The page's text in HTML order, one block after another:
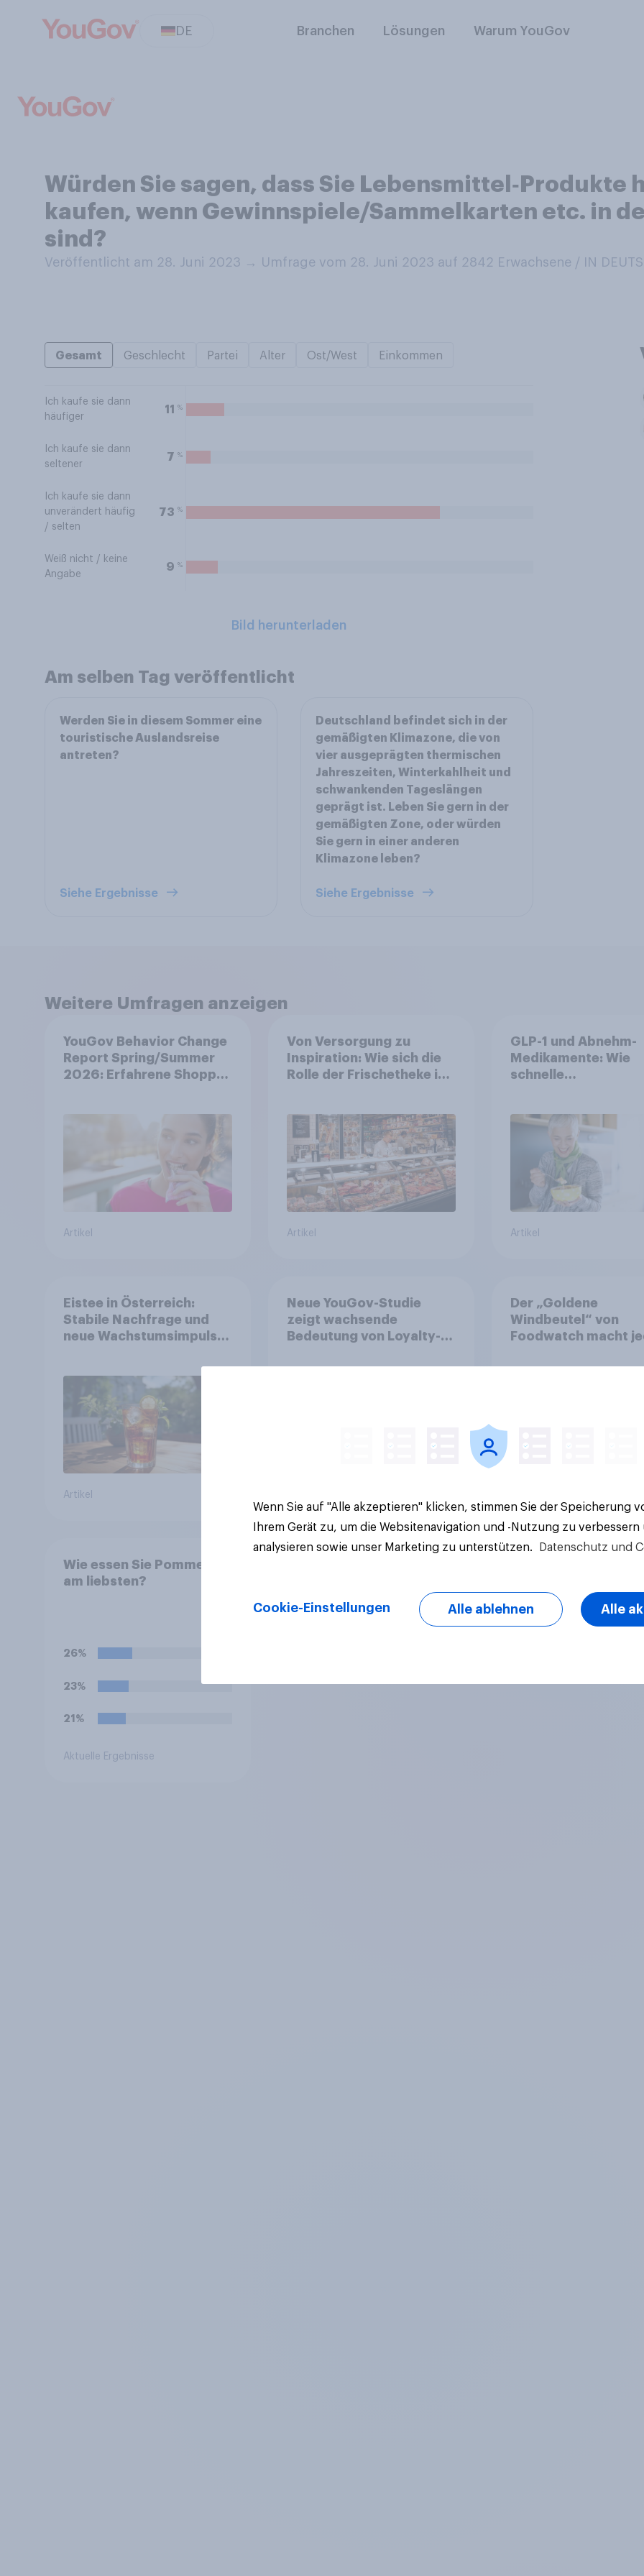
DE Branchen Lösungen Warum YouGov
Würden Sie sagen, dass Sie Lebensmittel‑Produkte
kaufen, wenn Gewinnspiele/Sammelkarten etc. in
sind?
Veröffentlicht am 28. Juni 2023 → Umfrage vom 28. Juni 2023 auf 2842 Erwachsene / IN
Gesamt Geschlecht Partei Alter Ost/West Einkommen
Ich kaufe sie dann
häufiger
11 %
Ich kaufe sie dann
seltener
7 %
Ich kaufe sie dann
unverändert häufig
/ selten
73 %
Weiß nicht / keine
Angabe
9 %
Bild herunterladen
Am selben Tag veröffentlicht
Werden Sie in diesem Sommer eine
touristische Auslandsreise
antreten?
Siehe Ergebnisse
Deutschland befindet sich in der
gemäßigten Klimazone, die von
vier ausgeprägten thermischen
Jahreszeiten, Winterkahlheit und
schwankenden Tageslängen
geprägt ist. Leben Sie gern in der
gemäßigten Zone, oder würden
Sie gern in einer anderen
Klimazone leben?
Siehe Ergebnisse
Weitere Umfragen anzeigen
YouGov Behavior Change
Report Spring/Summer
2026: Erfahrene Shopper
Artikel
Von Versorgung zu
Inspiration: Wie sich die
Rolle der Frischetheke im
Artikel
GLP-1 und Abnehm-
Medikamente: Wie
schnelle
umgestalten
Artikel
Eistee in Österreich:
Stabile Nachfrage und
neue Wachstumsimpulse
Artikel
Neue YouGov-Studie
zeigt wachsende
Bedeutung von Loyalty-
Der „Goldene
Windbeutel“ von
Foodwatch macht
aufmerksam, bei
betroffene Marke
Wie essen Sie Pommes
am liebsten?
26%
23%
21%
Aktuelle Ergebnisse
Wenn Sie auf "Alle akzeptieren" klicken, stimmen Sie der Speicherung
Ihrem Gerät zu, um die Websitenavigation und -Nutzung zu verbessern
analysieren sowie unser Marketing zu unterstützen.
Datenschutz und
Cookie-Einstellungen Alle ablehnen Alle